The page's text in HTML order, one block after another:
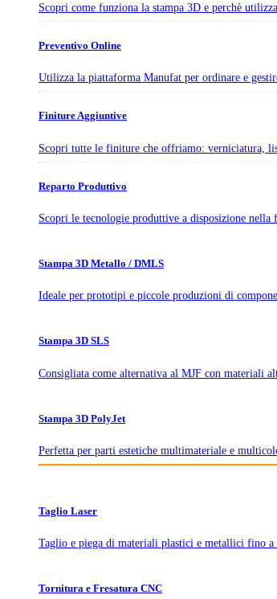
Scopri come funziona la stampa 3D e perchè
Preventivo Online
Utilizza la piattaforma Manufat per ordinare e
Finiture Aggiuntive
Scopri tutte le finiture che offriamo: verniciatura,
Reparto Produttivo
Scopri le tecnologie produttive a disposizione
Stampa 3D Metallo / DMLS
Ideale per prototipi e piccole produzioni di
Stampa 3D SLS
Consigliata come alternativa al MJF con materiali
Stampa 3D PolyJet
Perfetta per parti estetiche multimateriale e
Taglio Laser
Taglio e piega di materiali plastici e metallici fino a
Tornitura e Fresatura CNC